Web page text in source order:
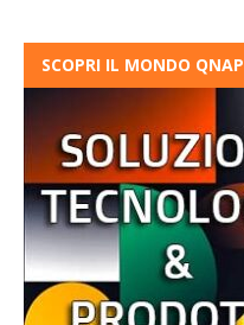
SCOPRI IL MONDO QNAP